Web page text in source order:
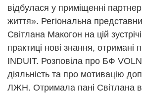
відбулася у приміщенні
життя». Регіональна
Світлана Макогон на цій
практиці нові знання, отримані
INDUIT. Розповіла про БФ
діяльність та про мотивацію
ЛЖН. Отримала пані Світлана